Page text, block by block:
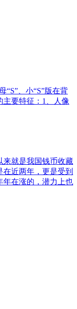
“S”、小“S”版在背
主要特征：1、人像
就是我国钱币收藏
近两年，更是受到
年在涨的，潜力上也